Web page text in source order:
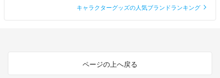
キャラクターグッズの人気ブランドランキング
ページの上へ戻る